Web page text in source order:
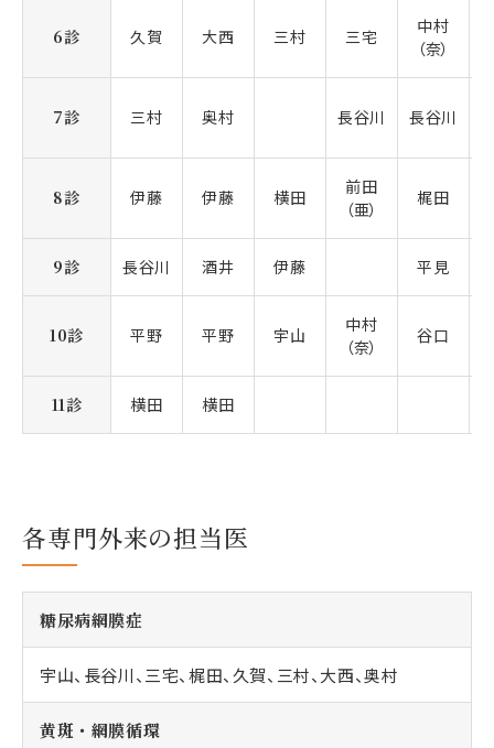
6診 久賀 大西 三村 三宅
中村
（奈）
7診 三村 奥村 長谷川 長谷川
8診 伊藤 伊藤 横田
前田
（亜）
梶田
9診 長谷川 酒井 伊藤 平見
10診 平野 平野 宇山
中村
（奈）
谷口
11診 横田 横田
各専門外来の担当医
糖尿病網膜症
宇山、長谷川、三宅、梶田、久賀、三村、大西、奥村
黄斑・網膜循環